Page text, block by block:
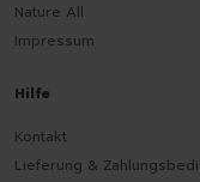
Nature All
Impressum
Hilfe
Kontakt
Lieferung &